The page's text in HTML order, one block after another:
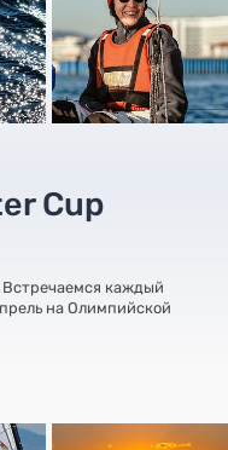
Cup
Встречаемся каждый
на Олимпийской